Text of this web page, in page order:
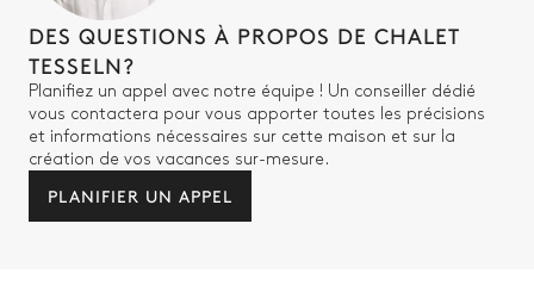
Chambre 3
Vue sur les montagnes
Lit double (2 lits simples)
180x200
Terrasse
DES QUESTIONS À PROPOS DE CHALET
TESSELN?
Planifiez un appel avec notre équipe ! Un conseiller dédié
vous contactera pour vous apporter toutes les précisions
et informations nécessaires sur cette maison et sur la
création de vos vacances sur-mesure.
PLANIFIER UN APPEL